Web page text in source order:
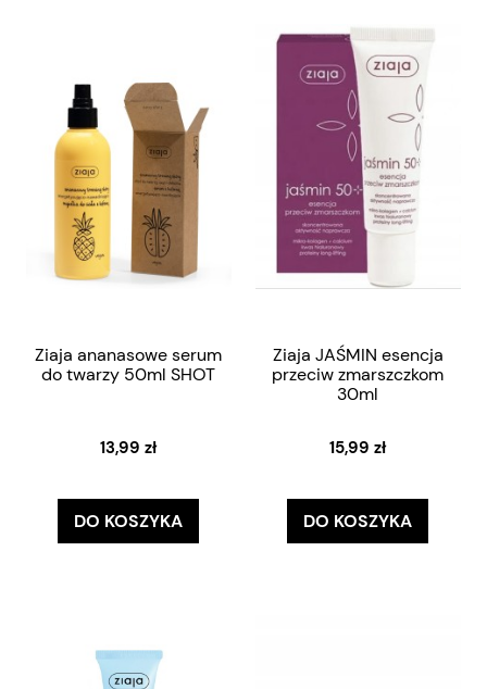
Ziaja ananasowe serum
do twarzy 50ml SHOT
13,99 zł
DO KOSZYKA
Ziaja JAŚMIN esencja
przeciw zmarszczkom
30ml
15,99 zł
DO KOSZYKA